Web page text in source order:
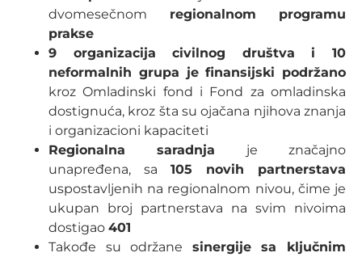
dvomesečnom regionalnom programu
prakse
9 organizacija civilnog društva i 10
neformalnih grupa je finansijski podržano
kroz Omladinski fond i Fond za omladinska
dostignuća, kroz šta su ojačana njihova znanja
i organizacioni kapaciteti
Regionalna saradnja je značajno
unapređena, sa 105 novih partnerstava
uspostavljenih na regionalnom nivou, čime je
ukupan broj partnerstava na svim nivoima
dostigao 401
Takođe su održane sinergije sa ključnim